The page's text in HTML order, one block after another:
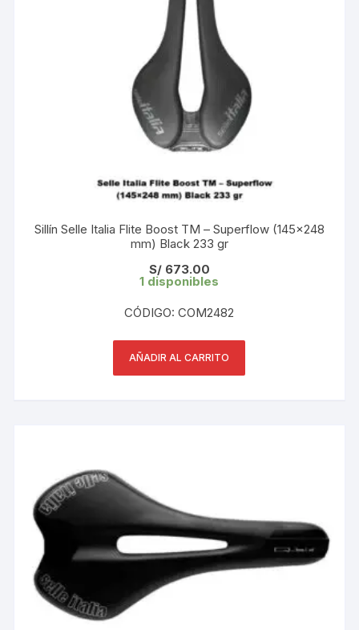
Sillín Selle Italia Flite Boost TM – Superflow (145×248
mm) Black 233 gr
S/673.00
1 disponibles
CÓDIGO: COM2482
AÑADIR AL CARRITO